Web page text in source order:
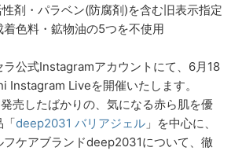
剤・パラベン(防腐剤)を含む旧表示指定
色料・鉱物油の5つを不使用
ラ公式Instagramアカウントにて、6月18
Instagram Liveを開催いたします。
売したばかりの、気になる赤ら肌を優
「deep2031 バリアジェル 」を中心に、
ケアブランドdeep2031について、徹